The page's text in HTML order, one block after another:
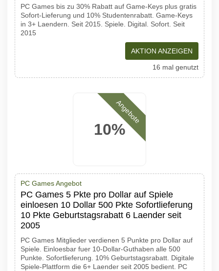
PC Games bis zu 30% Rabatt auf Game-Keys plus gratis
Sofort-Lieferung und 10% Studentenrabatt. Game-Keys
in 3+ Laendern. Seit 2015. Spiele. Digital. Sofort. Seit
2015
AKTION ANZEIGEN
16 mal genutzt
10%
Angebote
PC Games Angebot
PC Games 5 Pkte pro Dollar auf Spiele
einloesen 10 Dollar 500 Pkte Sofortlieferung
10 Pkte Geburtstagsrabatt 6 Laender seit
2005
PC Games Mitglieder verdienen 5 Punkte pro Dollar auf
Spiele. Einloesbar fuer 10-Dollar-Guthaben alle 500
Punkte. Sofortlieferung. 10% Geburtstagsrabatt. Digitale
Spiele-Plattform die 6+ Laender seit 2005 bedient. PC